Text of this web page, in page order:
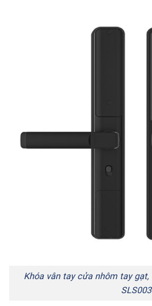
Khóa vân tay cửa nhôm tay
SLS003